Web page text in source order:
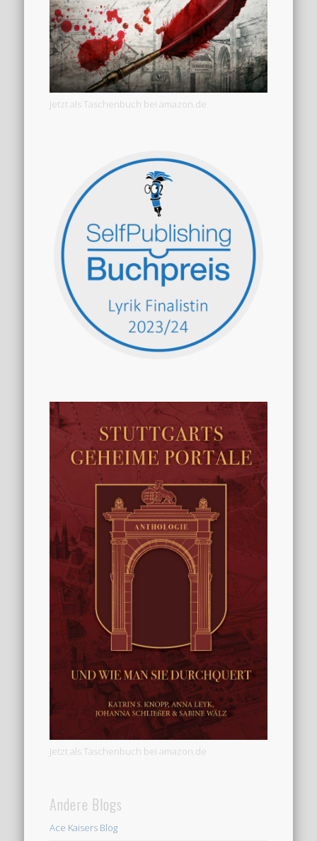
Jetzt als Taschenbuch bei amazon.de
Jetzt als Taschenbuch bei amazon.de
Andere Blogs
Ace Kaisers Blog